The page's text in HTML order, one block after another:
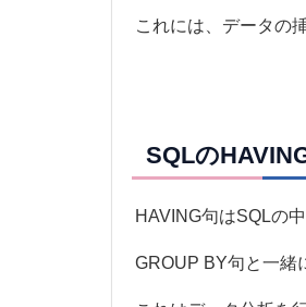
これには、データの
SQLの
HAVING句はSQLの
GROUP BY句と一緒